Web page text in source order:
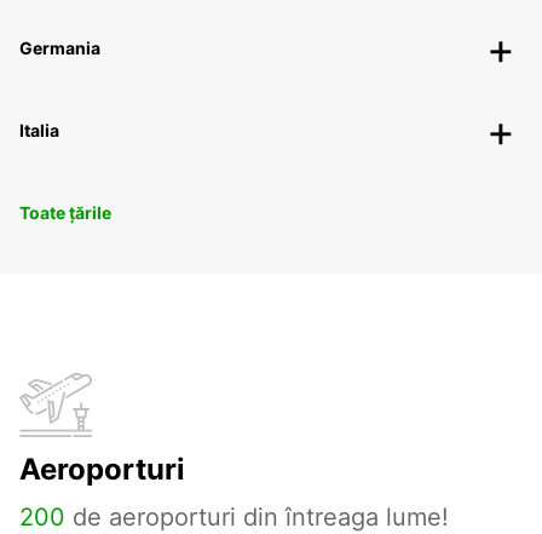
Germania
Italia
Toate țările
Aeroporturi
200 de aeroporturi din întreaga lume!